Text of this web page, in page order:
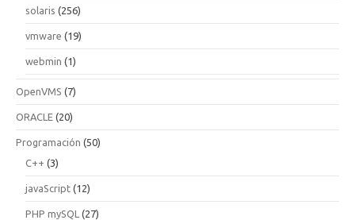
solaris (256)
vmware (19)
webmin (1)
OpenVMS (7)
ORACLE (20)
Programación (50)
C++ (3)
javaScript (12)
PHP mySQL (27)